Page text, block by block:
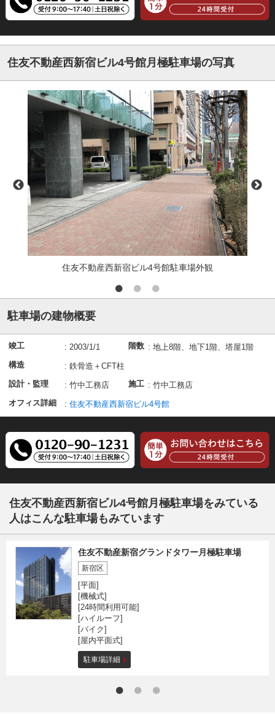
住友不動産西新宿ビル4号館月極駐車場の写真
住友不動産西新宿ビル4号館駐車場外観
駐車場の建物概要
竣工 : 2003/1/1 階数 : 地上8階、地下1階、塔屋1階
構造
: 鉄骨造＋CFT柱
設計・監理
: 竹中工務店 施工 : 竹中工務店
オフィス詳細
: 住友不動産西新宿ビル4号館
住友不動産西新宿ビル4号館月極駐車場をみている
人はこんな駐車場もみています
住友不動産新宿グランドタワー月極駐車場
新宿区
[平面]
[機械式]
[24時間利用可能]
[ハイルーフ]
[バイク]
[屋内平面式]
駐車場詳細